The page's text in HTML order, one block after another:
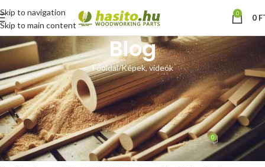
Skip to navigation
Skip to main content
0 0
Blog
Főoldal Képek, videók
KÉPEK, VIDEÓK
Vásárlói képek, videó, méterfa
hasítás
Hoffmann ZsoltBe szeptember 24, 2012 0